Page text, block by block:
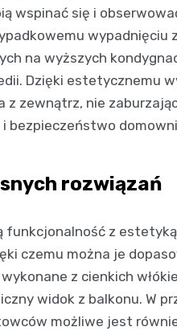
wspinać się i
wypadnięciu
na wyższych
Dzięki estetycznemu
zewnątrz, nie
bezpieczeństwo
rozwiązań
funkcjonalność z
czemu można je
z cienkich
widok z balkonu. W
możliwe jest